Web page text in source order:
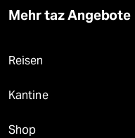
Mehr taz Angebote
Reisen
Kantine
Shop